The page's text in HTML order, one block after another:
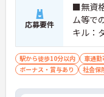
応募要件
■無資
ム等で
キル：
駅から徒歩10分以内 車通勤
ボーナス・賞与あり
社会保